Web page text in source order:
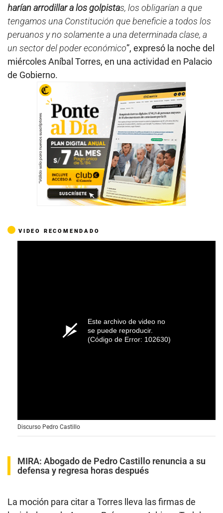
harían arrodillar a los golpistas, los obligarían a que
tengamos una Constitución que beneficie a todos los
peruanos y no solamente a una determinada clase, a
un sector del poder económico”, expresó la noche del
miércoles Aníbal Torres, en una actividad en Palacio
de Gobierno.
VIDEO RECOMENDADO
Este archivo de video no
se puede reproducir.
(Código de Error: 102630)
Discurso Pedro Castillo
MIRA: Abogado de Pedro Castillo renuncia a su
defensa y regresa horas después
La moción para citar a Torres lleva las firmas de